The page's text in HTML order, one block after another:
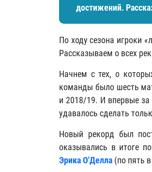
достижений.
По ходу сезона игроки
Рассказываем о всех
Начнем с тех, о
команды было шесть
и 2018/19. И впервые за
удавалось сделать
Новый рекорд был
оказывались в итоге
Эрика О'Делла (по пять